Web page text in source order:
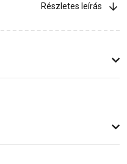
Részletes leírás